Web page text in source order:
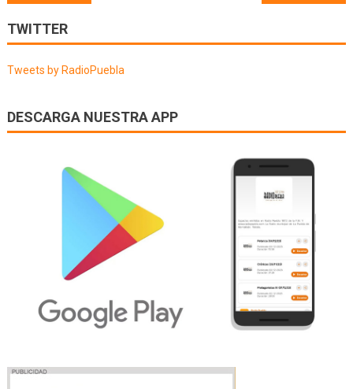
de
entradas
TWITTER
Tweets by RadioPuebla
DESCARGA NUESTRA APP